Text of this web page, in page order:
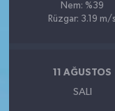
Nem: %39
Rüzgar: 3.19 m/s
11 AĞUSTOS
SALI